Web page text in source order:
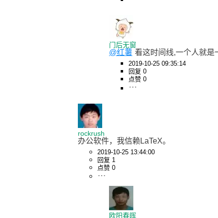
门后无窗
@红薯 看这时间线,一个人就是
2019-10-25 09:35:14
回复 0
点赞 0
rockrush
办公软件，我信赖LaTeX。
2019-10-25 13:44:00
回复 1
点赞 0
欧阳春晖